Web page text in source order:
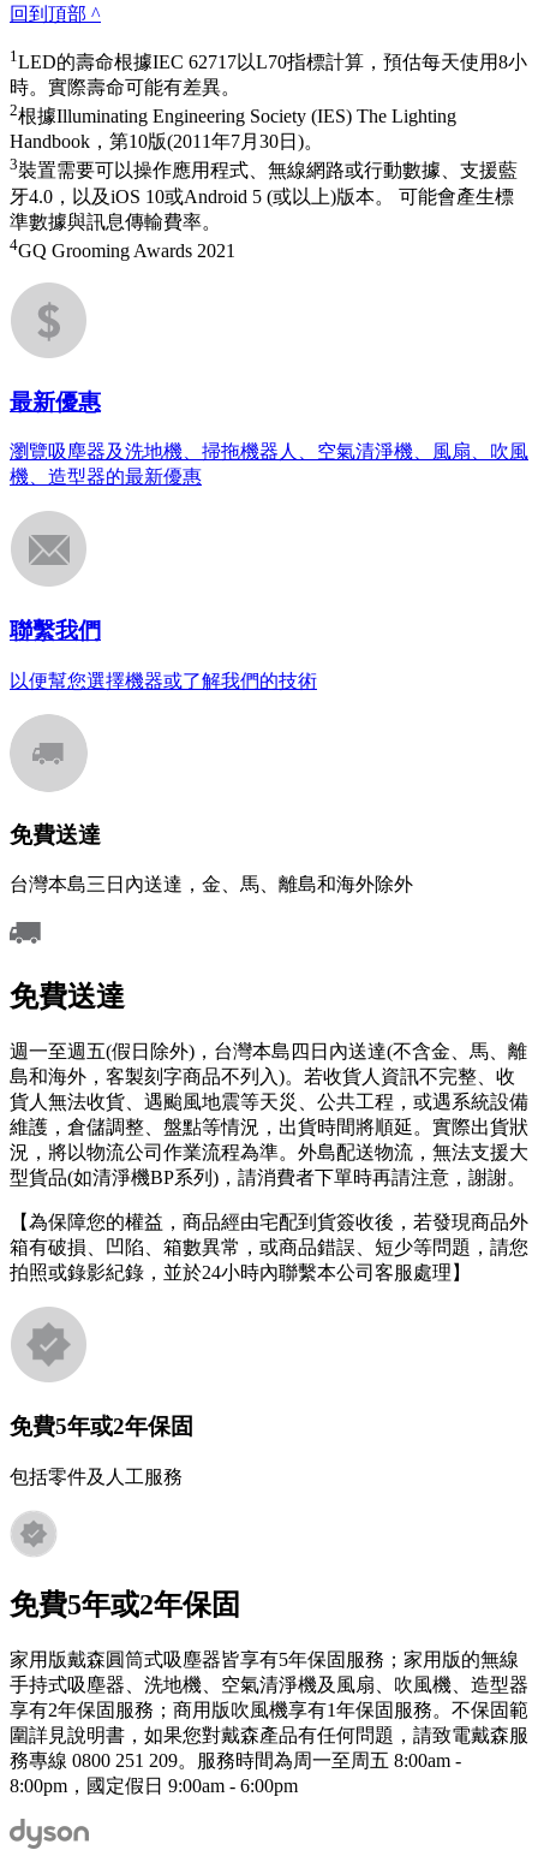
回到頂部 ^
1 LED的壽命根據IEC 62717以L70指標計算，預估每天使用8小
時。實際壽命可能有差異。
2根據Illuminating Engineering Society (IES) The Lighting
Handbook，第10版(2011年7月30日)。
3裝置需要可以操作應用程式、無線網路或行動數據、支援藍
牙4.0，以及iOS 10或Android 5 (或以上)版本。 可能會產生標
準數據與訊息傳輸費率。
4GQ Grooming Awards 2021
最新優惠
瀏覽吸塵器及洗地機、掃拖機器人、空氣清淨機、風扇、吹風
機、造型器的最新優惠
聯繫我們
以便幫您選擇機器或了解我們的技術
免費送達
台灣本島三日內送達，金、馬、離島和海外除外
免費送達
週一至週五(假日除外)，台灣本島四日內送達(不含金、馬、離
島和海外，客製刻字商品不列入)。若收貨人資訊不完整、收
貨人無法收貨、遇颱風地震等天災、公共工程，或遇系統設備
維護，倉儲調整、盤點等情況，出貨時間將順延。實際出貨狀
況，將以物流公司作業流程為準。外島配送物流，無法支援大
型貨品(如清淨機BP系列)，請消費者下單時再請注意，謝謝。
【為保障您的權益，商品經由宅配到貨簽收後，若發現商品外
箱有破損、凹陷、箱數異常，或商品錯誤、短少等問題，請您
拍照或錄影紀錄，並於24小時內聯繫本公司客服處理】
免費5年或2年保固
包括零件及人工服務
免費5年或2年保固
家用版戴森圓筒式吸塵器皆享有5年保固服務；家用版的無線
手持式吸塵器、洗地機、空氣清淨機及風扇、吹風機、造型器
享有2年保固服務；商用版吹風機享有1年保固服務。不保固範
圍詳見說明書，如果您對戴森產品有任何問題，請致電戴森服
務專線 0800 251 209。服務時間為周一至周五 8:00am -
8:00pm，國定假日 9:00am - 6:00pm